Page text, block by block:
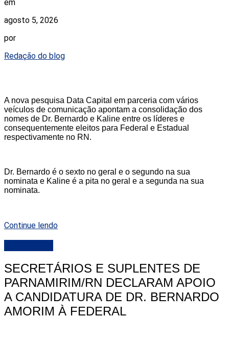
em
agosto 5, 2026
por
Redação do blog
A nova pesquisa Data Capital em parceria com vários
veículos de comunicação apontam a consolidação dos
nomes de Dr. Bernardo e Kaline entre os líderes e
consequentemente eleitos para Federal e Estadual
respectivamente no RN.
Dr. Bernardo é o sexto no geral e o segundo na sua
nominata e Kaline é a pita no geral e a segunda na sua
nominata.
Continue lendo
SECRETÁRIOS E SUPLENTES DE
PARNAMIRIM/RN DECLARAM APOIO
A CANDIDATURA DE DR. BERNARDO
AMORIM À FEDERAL